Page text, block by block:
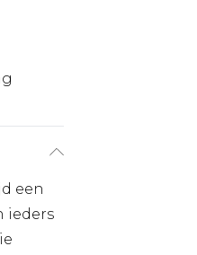
een
ieders